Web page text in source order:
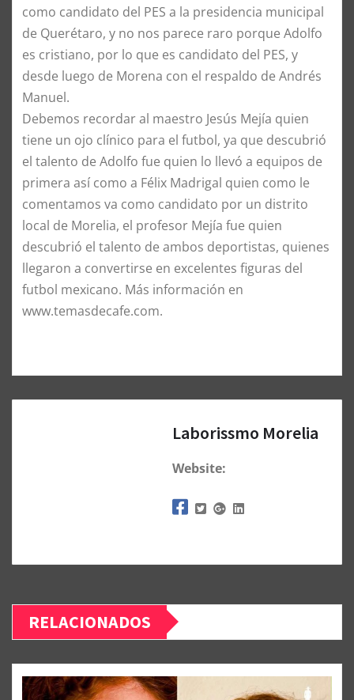
como candidato del PES a la presidencia municipal
de Querétaro, y no nos parece raro porque Adolfo
es cristiano, por lo que es candidato del PES, y
desde luego de Morena con el respaldo de Andrés
Manuel.
Debemos recordar al maestro Jesús Mejía quien
tiene un ojo clínico para el futbol, ya que descubrió
el talento de Adolfo fue quien lo llevó a equipos de
primera así como a Félix Madrigal quien como le
comentamos va como candidato por un distrito
local de Morelia, el profesor Mejía fue quien
descubrió el talento de ambos deportistas, quienes
llegaron a convertirse en excelentes figuras del
futbol mexicano. Más información en
www.temasdecafe.com.
Laborissmo Morelia
Website:
RELACIONADOS